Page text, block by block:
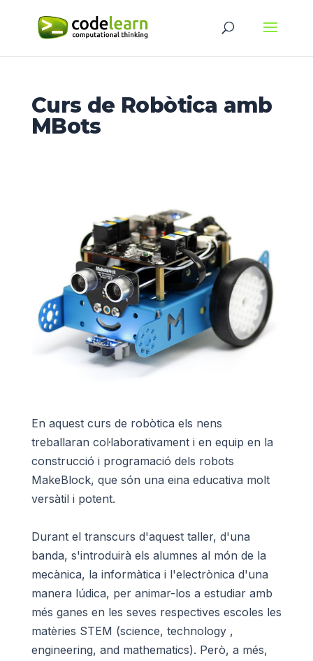
Curs de Robòtica amb
MBots
En aquest curs de robòtica els nens
treballaran col·laborativament i en equip en la
construcció i programació dels robots
MakeBlock, que són una eina educativa molt
versàtil i potent.
Durant el transcurs d'aquest taller, d'una
banda, s'introduirà els alumnes al món de la
mecànica, la informàtica i l'electrònica d'una
manera lúdica, per animar-los a estudiar amb
més ganes en les seves respectives escoles les
matèries STEM (science, technology ,
engineering, and mathematics). Però, a més,